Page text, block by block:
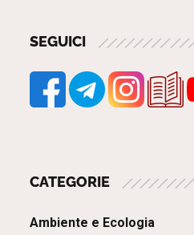
SEGUICI
CATEGORIE
Ambiente e Ecologia